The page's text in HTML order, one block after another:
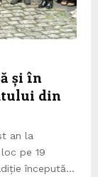
și în
din
an la
pe 19
începută...